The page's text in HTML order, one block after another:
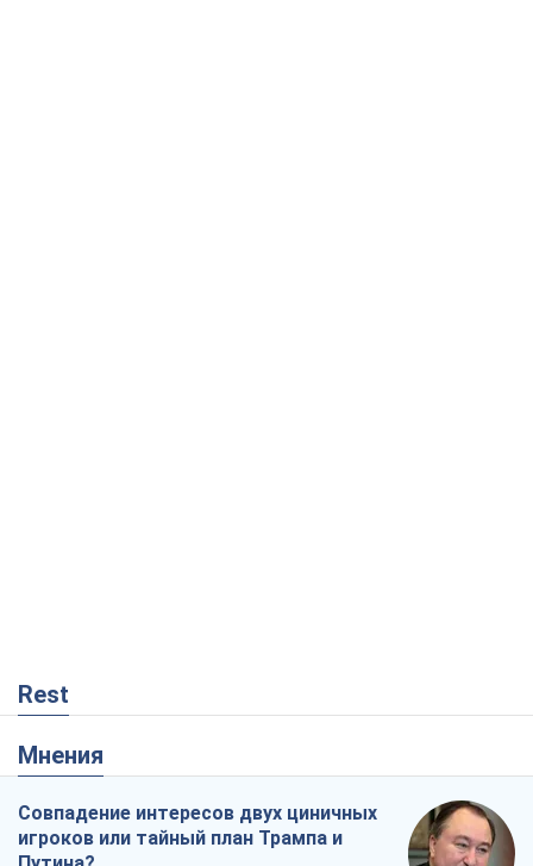
Rest
Мнения
Совпадение интересов двух циничных
игроков или тайный план Трампа и